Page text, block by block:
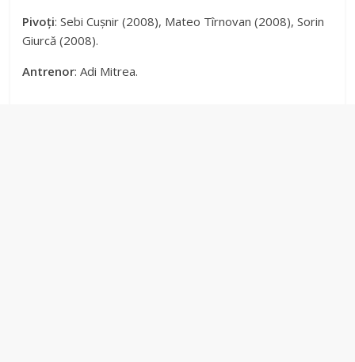
Pivoți: Sebi Cușnir (2008), Mateo Tîrnovan (2008), Sorin
Giurcă (2008).
Antrenor: Adi Mitrea.